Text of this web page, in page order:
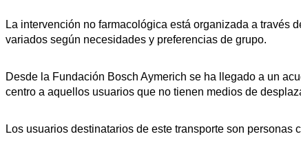
La intervención no farmacológica está organizada a través
variados según necesidades y preferencias de grupo.
Desde la Fundación Bosch Aymerich se ha llegado a un
centro a aquellos usuarios que no tienen medios de
Los usuarios destinatarios de este transporte son personas